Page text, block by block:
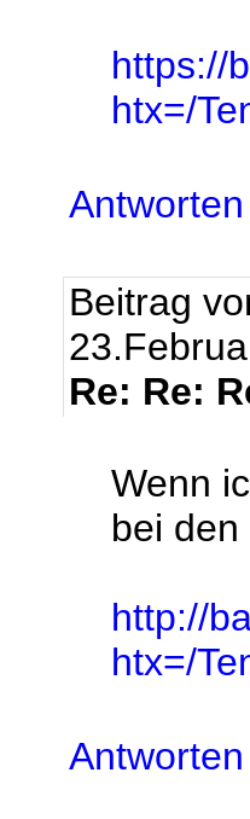
https://
htx=/
Antworten
Beitrag
Re: Re:
Wenn
bei
http://
htx=/
Antworten